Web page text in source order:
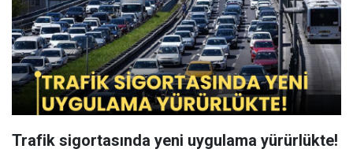
Trafik sigortasında yeni uygulama yürürlükte!